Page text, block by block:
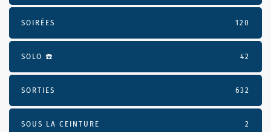
SOIRÉES 120
SOLO ☎️ 42
SORTIES 632
SOUS LA CEINTURE 2